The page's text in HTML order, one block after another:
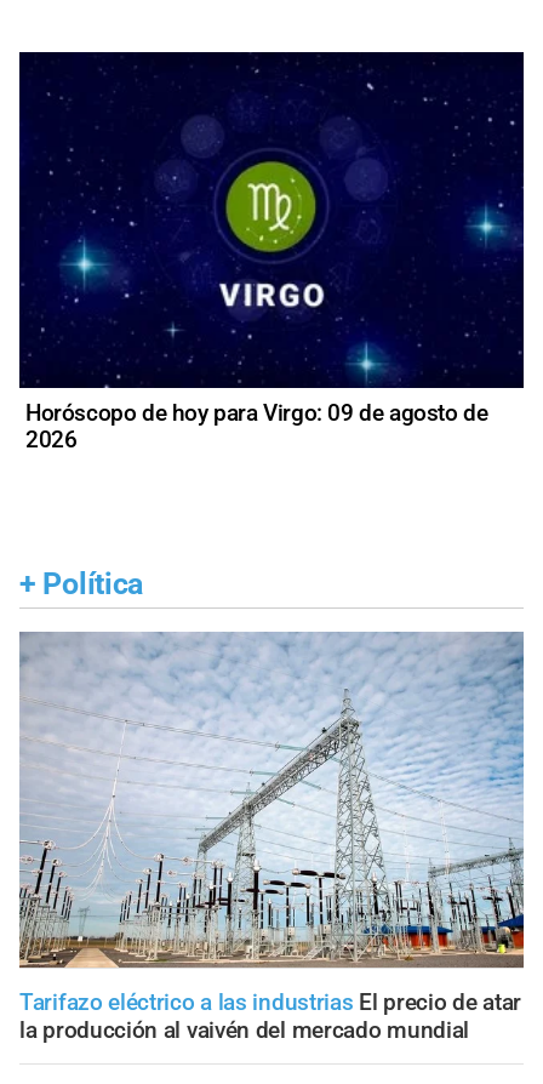
Horóscopo de hoy para Virgo: 09 de agosto de
2026
+ Política
Tarifazo eléctrico a las industrias El precio de atar
la producción al vaivén del mercado mundial